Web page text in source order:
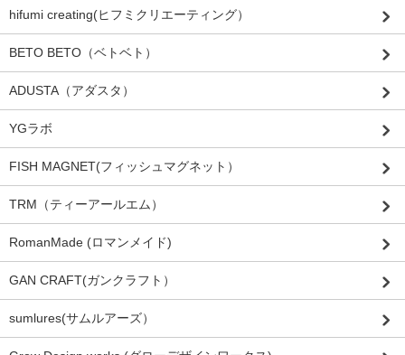
hifumi creating(ヒフミクリエーティング）
BETO BETO（ベトベト）
ADUSTA（アダスタ）
YGラボ
FISH MAGNET(フィッシュマグネット）
TRM（ティーアールエム）
RomanMade (ロマンメイド)
GAN CRAFT(ガンクラフト）
sumlures(サムルアーズ）